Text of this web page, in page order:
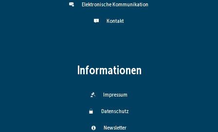
Elektronische Kommunikation
Kontakt
Informationen
Impressum
Datenschutz
Newsletter